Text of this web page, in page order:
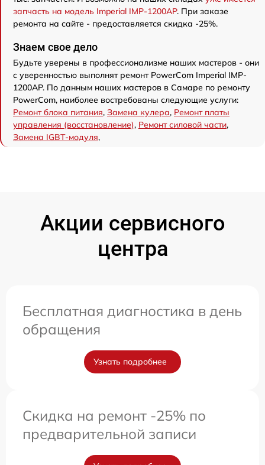
запчасть на модель Imperial IMP-1200AP. При заказе
ремонта на сайте - предоставляется скидка -25%.
Знаем свое дело
Будьте уверены в профессионализме наших мастеров - они
с уверенностью выполнят ремонт PowerCom Imperial IMP-
1200AP. По данным наших мастеров в Самаре по ремонту
PowerCom, наиболее востребованы следующие услуги:
Ремонт блока питания, Замена кулера, Ремонт платы
управления (восстановление), Ремонт силовой части,
Замена IGBT-модуля,
Акции сервисного
центра
Бесплатная диагностика в день
обращения
Узнать подробнее
Скидка на ремонт -25% по
предварительной записи